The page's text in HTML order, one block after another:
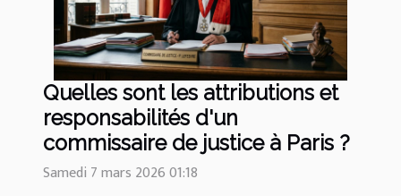
Quelles sont les attributions et
responsabilités d'un
commissaire de justice à Paris ?
Samedi 7 mars 2026 01:18